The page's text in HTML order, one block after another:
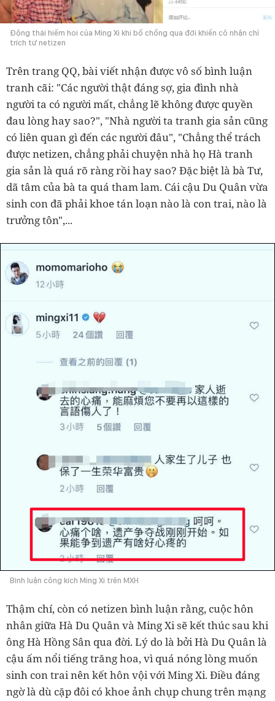
Động thái hiếm hoi của Ming Xi khi bố chồng qua đời khiến cô nhận chỉ
trích từ netizen
Trên trang QQ, bài viết nhận được vô số bình luận
tranh cãi: "Các người thật đáng sợ, gia đình nhà
người ta có người mất, chẳng lẽ không được quyền
đau lòng hay sao?", "Nhà người ta tranh gia sản cũng
có liên quan gì đến các người đâu", "Chẳng thể trách
được netizen, chẳng phải chuyện nhà họ Hà tranh
gia sản là quá rõ ràng rồi hay sao? Đặc biệt là bà Tư,
dã tâm của bà ta quá tham lam. Cái cậu Du Quân vừa
sinh con đã phải khoe tán loạn nào là con trai, nào là
trưởng tôn",...
Bình luận công kích Ming Xi trên MXH
Thậm chí, còn có netizen bình luận rằng, cuộc hôn
nhân giữa Hà Du Quân và Ming Xi sẽ kết thúc sau khi
ông Hà Hồng Sân qua đời. Lý do là bởi Hà Du Quân là
cậu ấm nổi tiếng trăng hoa, vì quá nóng lòng muốn
sinh con trai nên kết hôn vội với Ming Xi. Điều đáng
ngờ là dù cặp đôi có khoe ảnh chụp chung trên mạng